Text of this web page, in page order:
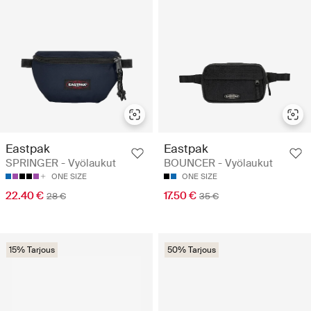
Eastpak
SPRINGER - Vyölaukut
ONE SIZE
22.40 € 28 €
Eastpak
BOUNCER - Vyölaukut
ONE SIZE
17.50 € 35 €
15% Tarjous 50% Tarjous